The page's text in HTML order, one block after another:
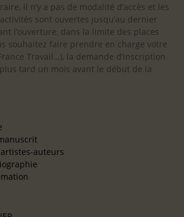
il n’y a pas de modalité d’accès et les
sont ouvertes jusqu’au dernier
l’ouverture, dans la limite des places
souhaitez faire prendre en charge votre
Travail…), la demande d’inscription
tard un mois avant le début de la
auteurs